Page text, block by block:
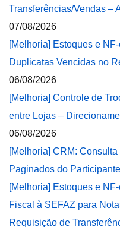
Transferências/Vendas –
07/08/2026
[Melhoria] Estoques e
Duplicatas Vencidas no
06/08/2026
[Melhoria] Controle de
entre Lojas –
06/08/2026
[Melhoria] CRM:
Paginados do
[Melhoria] Estoques e
Fiscal à SEFAZ para
Requisição de